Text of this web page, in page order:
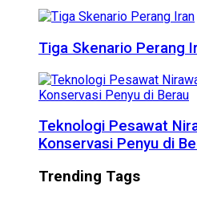
Tiga Skenario Perang
Teknologi Pesawat
Konservasi Penyu di
Trending Tags